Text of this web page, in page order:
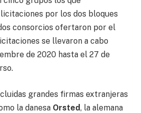
por los dos bloques
consorcios ofertaron por el
se llevaron a cabo
de 2020 hasta el 27 de
grandes firmas extranjeras
la danesa Orsted, la alemana